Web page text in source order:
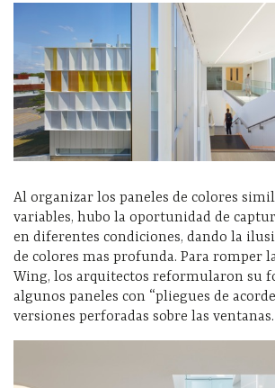
Al organizar los paneles de colores
variables, hubo la oportunidad de
en diferentes condiciones, dando la
de colores mas profunda. Para romper
Wing, los arquitectos reformularon su
algunos paneles con “pliegues de
versiones perforadas sobre las ventanas.